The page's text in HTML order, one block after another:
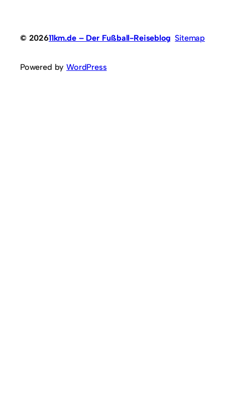
© 202611km.de – Der Fußball-Reiseblog Sitemap
Powered byWordPress